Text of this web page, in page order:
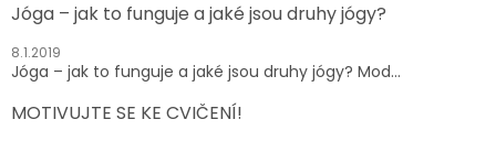
Jóga – jak to funguje a jaké jsou druhy jógy?
8.1.2019
Jóga – jak to funguje a jaké jsou druhy jógy? Mod...
MOTIVUJTE SE KE CVIČENÍ!